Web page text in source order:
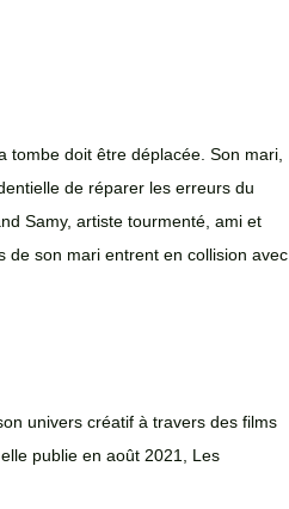
doit être déplacée. Son mari,
de réparer les erreurs du
Samy, artiste tourmenté, ami et
de son mari entrent en collision avec
univers créatif à travers des films
publie en août 2021, Les